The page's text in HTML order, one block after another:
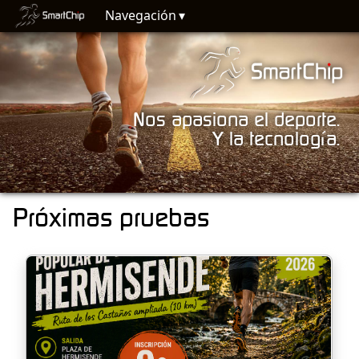
Navegación
Nos apasiona el deporte.
Y la tecnología.
Próximas pruebas